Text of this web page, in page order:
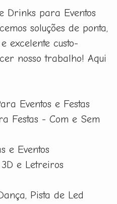
Drinks para Eventos
soluções de ponta,
excelente custo-
nosso trabalho! Aqui
Eventos e Festas
Festas - Com e Sem
e Eventos
e Letreiros
Pista de Led